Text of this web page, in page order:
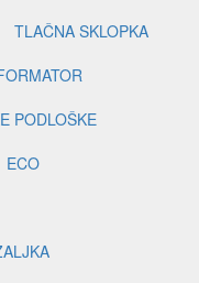
TLAČNA SKLOPKA
PODLOŠKE
ECO